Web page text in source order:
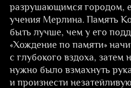
разрушающимся городом,
учения Мерлина. Память
быть лучше, чем у его
«Хождение по памяти»
с глубокого вздоха, затем
нужно было взмахнуть
и произнести